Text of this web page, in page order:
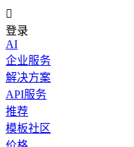

登录
AI
企业服务
解决方案
API服务
推荐
模板社区